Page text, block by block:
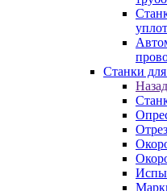
Станки
Назад